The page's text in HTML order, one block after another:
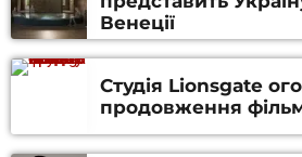
Венеції
Студія Lionsgate
продовження